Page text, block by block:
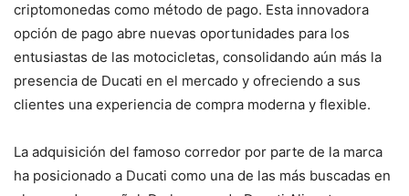
criptomonedas como método de pago. Esta innovadora
opción de pago abre nuevas oportunidades para los
entusiastas de las motocicletas, consolidando aún más la
presencia de Ducati en el mercado y ofreciendo a sus
clientes una experiencia de compra moderna y flexible.
La adquisición del famoso corredor por parte de la marca
ha posicionado a Ducati como una de las más buscadas en